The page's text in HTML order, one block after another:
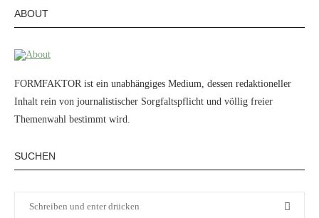
ABOUT
FORMFAKTOR ist ein unabhängiges Medium, dessen redaktioneller
Inhalt rein von journalistischer Sorgfaltspflicht und völlig freier
Themenwahl bestimmt wird.
SUCHEN